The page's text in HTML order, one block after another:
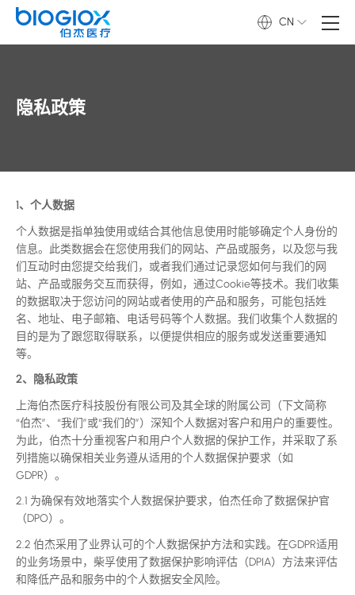
CN
隐私政策
1、个人数据
个人数据是指单独使用或结合其他信息使用时能够确定个人身份的
信息。此类数据会在您使用我们的网站、产品或服务，以及您与我
们互动时由您提交给我们，或者我们通过记录您如何与我们的网
站、产品或服务交互而获得，例如，通过Cookie等技术。我们收集
的数据取决于您访问的网站或者使用的产品和服务，可能包括姓
名、地址、电子邮箱、电话号码等个人数据。我们收集个人数据的
目的是为了跟您取得联系，以便提供相应的服务或发送重要通知
等。
2、隐私政策
上海伯杰医疗科技股份有限公司及其全球的附属公司（下文简称
“伯杰”、“我们”或“我们的”）深知个人数据对客户和用户的重要性。
为此，伯杰十分重视客户和用户个人数据的保护工作，并采取了系
列措施以确保相关业务遵从适用的个人数据保护要求（如
GDPR）。
2.1 为确保有效地落实个人数据保护要求，伯杰任命了数据保护官
（DPO）。
2.2 伯杰采用了业界认可的个人数据保护方法和实践。在GDPR适用
的业务场景中，柴孚使用了数据保护影响评估（DPIA）方法来评估
和降低产品和服务中的个人数据安全风险。